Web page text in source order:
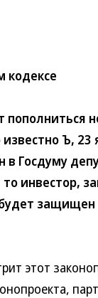
кодексе
Ъ, 23
в Госдуму
то инвестор,
этот